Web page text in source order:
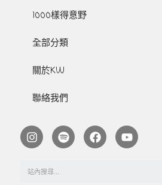
1000樣得意野
全部分類
關於KW
聯絡我們